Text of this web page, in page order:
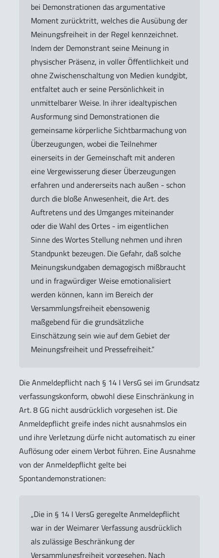
bei Demonstrationen das argumentative
Moment zurücktritt, welches die Ausübung der
Meinungsfreiheit in der Regel kennzeichnet.
Indem der Demonstrant seine Meinung in
physischer Präsenz, in voller Öffentlichkeit und
ohne Zwischenschaltung von Medien kundgibt,
entfaltet auch er seine Persönlichkeit in
unmittelbarer Weise. In ihrer idealtypischen
Ausformung sind Demonstrationen die
gemeinsame körperliche Sichtbarmachung von
Überzeugungen, wobei die Teilnehmer
einerseits in der Gemeinschaft mit anderen
eine Vergewisserung dieser Überzeugungen
erfahren und andererseits nach außen - schon
durch die bloße Anwesenheit, die Art. des
Auftretens und des Umganges miteinander
oder die Wahl des Ortes - im eigentlichen
Sinne des Wortes Stellung nehmen und ihren
Standpunkt bezeugen. Die Gefahr, daß solche
Meinungskundgaben demagogisch mißbraucht
und in fragwürdiger Weise emotionalisiert
werden können, kann im Bereich der
Versammlungsfreiheit ebensowenig
maßgebend für die grundsätzliche
Einschätzung sein wie auf dem Gebiet der
Meinungsfreiheit und Pressefreiheit.“
Die Anmeldepflicht nach § 14 I VersG sei im Grundsatz
verfassungskonform, obwohl diese Einschränkung in
Art. 8 GG nicht ausdrücklich vorgesehen ist. Die
Anmeldepflicht greife indes nicht ausnahmslos ein
und ihre Verletzung dürfe nicht automatisch zu einer
Auflösung oder einem Verbot führen. Eine Ausnahme
von der Anmeldepflicht gelte bei
Spontandemonstrationen:
„Die in § 14 I VersG geregelte Anmeldepflicht
war in der Weimarer Verfassung ausdrücklich
als zulässige Beschränkung der
Versammlungsfreiheit vorgesehen. Nach